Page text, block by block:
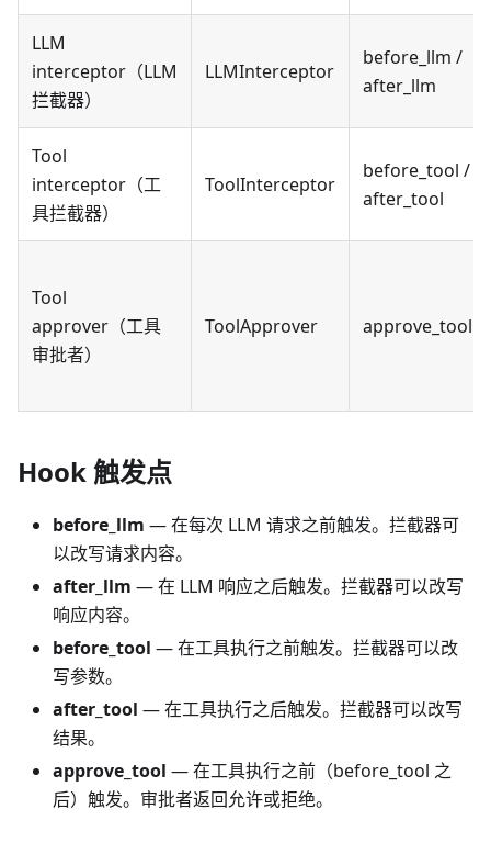
LLM
interceptor（LLM
拦截器）
LLMInterceptor
before_llm /
after_llm
Tool
interceptor（工
具拦截器）
ToolInterceptor
before_tool /
after_tool
Tool
approver（工具
审批者）
ToolApprover approve_tool
Hook 触发点
before_llm — 在每次 LLM 请求之前触发。拦截器可
以改写请求内容。
after_llm — 在 LLM 响应之后触发。拦截器可以改写
响应内容。
before_tool — 在工具执行之前触发。拦截器可以改
写参数。
after_tool — 在工具执行之后触发。拦截器可以改写
结果。
approve_tool — 在工具执行之前（before_tool 之
后）触发。审批者返回允许或拒绝。